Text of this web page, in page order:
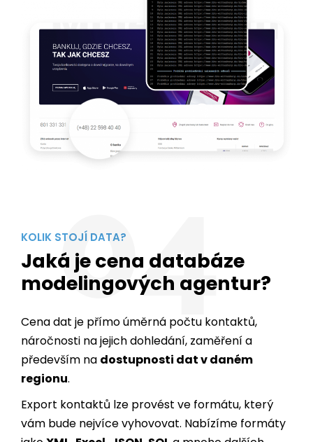
04
Jaká je cena databáze
modelingových agentur?
Cena dat je přímo úměrná počtu kontaktů,
především nadostupnosti dat v daném
regionu.
Export kontaktů lze provést ve formátu, který
vám bude nejvíce vyhovovat. Nabízíme formáty
jakoXML, Excel, JSON, SQLa mnoho dalších.
V případě zájmu vám rádi poradíme a